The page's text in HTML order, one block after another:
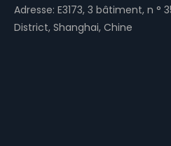
des bouchons d'oreilles ou
Adresse: E3173, 3 bâtiment, n °
District, Shanghai, Chine